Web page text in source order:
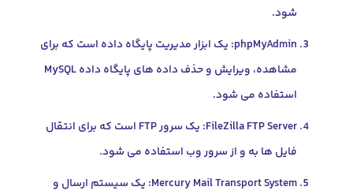
شود.
phpMyAdmin: یک ابزار مدیریت پایگاه داده است که برای
مشاهده، ویرایش و حذف داده های پایگاه داده MySQL
استفاده می شود.
FileZilla FTP Server: یک سرور FTP است که برای انتقال
فایل ها به و از سرور وب استفاده می شود.
Mercury Mail Transport System: یک سیستم ارسال و